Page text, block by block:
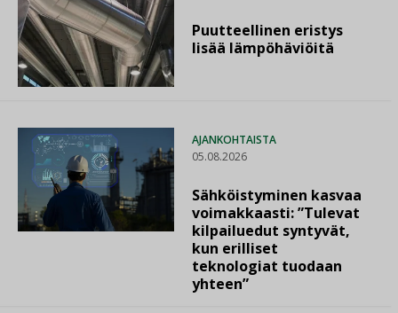
Puutteellinen eristys
lisää lämpöhäviöitä
AJANKOHTAISTA
05.08.2026
Sähköistyminen kasvaa
voimakkaasti: ”Tulevat
kilpailuedut syntyvät,
kun erilliset
teknologiat tuodaan
yhteen”